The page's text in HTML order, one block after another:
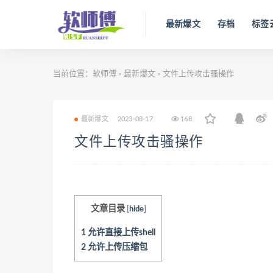
最新爆文 存档 标签
当前位置： 软师傅 > 最新爆文 > 文件上传攻击骚操作
最新爆文 2023-08-17 168
文件上传攻击骚操作
文章目录 hide]
1 允许直接上传shell
2 允许上传压缩包